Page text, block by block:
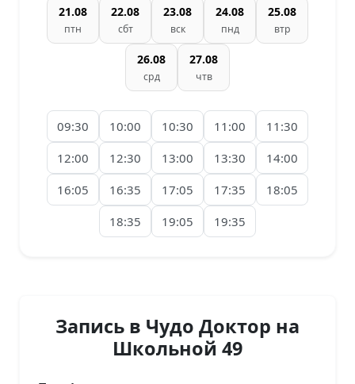
21.08
птн
22.08
сбт
23.08
вск
24.08
пнд
25.08
втр
26.08
срд
27.08
чтв
09:30 10:00 10:30 11:00
11:30
12:00
12:30 13:00 13:30
14:00
16:05
16:35 17:05 17:35
18:05
18:35
19:05 19:35
Запись в Чудо Доктор на
Школьной 49